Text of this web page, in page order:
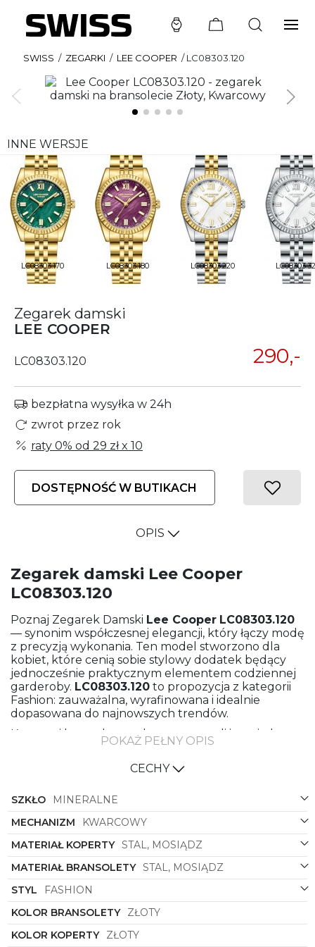
SWISS / ZEGARKI / LEE COOPER /LC08303.120
INNE WERSJE
LC08303.170 LC08303.180 LC08303.220
Zegarek damski
LEE COOPER
LC08303.120 290,-
bezpłatna wysyłka w 24h
zwrot przez rok
raty 0% od 29 złx 10
DOSTĘPNOŚĆ W BUTIKACH
OPIS
Zegarek damski Lee Cooper
LC08303.120
Poznaj Zegarek Damski Lee Cooper LC08303.120
— synonim współczesnej elegancji, który łączy modę
z precyzją wykonania. Ten model stworzono dla
kobiet, które cenią sobie stylowy dodatek będący
jednocześnie praktycznym elementem codziennej
garderoby. LC08303.120 to propozycja z kategorii
Fashion: zauważalna, wyrafinowana i idealnie
dopasowana do najnowszych trendów.
Koperta i bransoleta wykonane ze stali i mosiądzu
gwarantują trwałość oraz wyjątkowy wygląd.
Materiały te nie tylko zapewniają solidność
konstrukcji, ale też umożliwiają subtelne
światło. Złoty kolor koperty i bransolety nadaje
zegarkowi luksusowego charakteru — to klasyka,
która nigdy nie wychodzi z mody. Zestawienie złota
z białą tarczą tworzy wyrazisty kontrast, dzięki
któremu wskazania są czytelne, a całość zachowuje
świeżość i lekkość.
Okrągła koperta to hołd dla tradycyjnych proporcji i
harmonii formy. Dzięki niej zegarek doskonale
układa się na nadgarstku, a prostota kształtu
podkreśla elegancję detali: delikatne indeksy,
subtelnie zdobione wskazówki i wykończenie tarczy,
POKAŻ PEŁNY OPIS
CECHY
SZKŁO
MINERALNE
MECHANIZM
KWARCOWY
MATERIAŁ KOPERTY STAL, MOSIĄDZ
MATERIAŁ BRANSOLETY STAL, MOSIĄDZ
STYL
FASHION
KOLOR BRANSOLETY ZŁOTY
KOLOR KOPERTY ZŁOTY